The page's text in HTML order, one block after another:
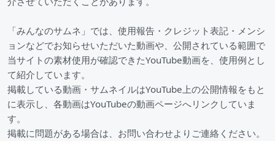
「みんなのサムネ」では、使用報告・クレジット表記・メンシ
ョンなどでお知らせいただいた動画や、公開されている範囲で
当サイトの素材使用が確認できたYouTube動画を、使用例とし
て紹介しています。
掲載している動画・サムネイルはYouTube上の公開情報をもと
に表示し、各動画はYouTubeの動画ページへリンクしていま
す。
掲載に問題がある場合は、お問い合わせよりご連絡ください。